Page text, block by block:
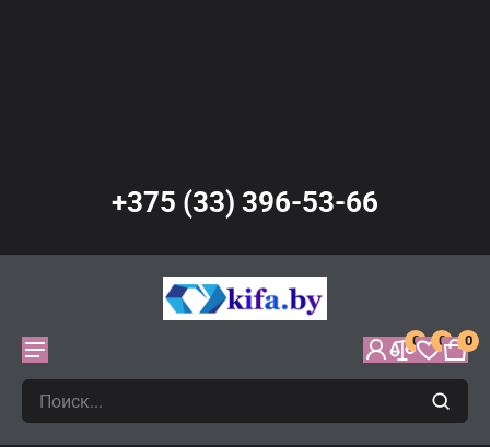
+375 (33) 396-53-66
0 0 0